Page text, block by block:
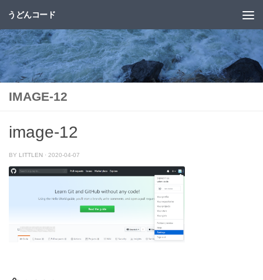
コンテンツへスキップ
うどんコード
IMAGE-12
image-12
BY LITTLEN · 2020-04-07